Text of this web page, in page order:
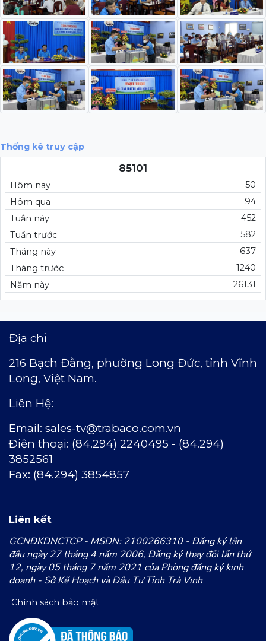
Thống kê truy cập
85101
Hôm nay
50
Hôm qua
94
Tuần này
452
Tuần trước
582
Tháng này
637
Tháng trước
1240
Năm này
26131
Địa chỉ
216 Bạch Đằng, phường Long Đức, tỉnh Vĩnh
Long, Việt Nam.
Liên Hệ:
Email: sales-tv@trabaco.com.vn
Ðiện thoại: (84.294) 2240495 - (84.294)
3852561
Fax: (84.294) 3854857
Liên kết
GCNĐKDNCTCP - MSDN: 2100266310 - Đăng ký lần
đầu ngày 27 tháng 4 năm 2006, Đăng ký thay đổi lần thứ
12, ngày 05 tháng 7 năm 2021 của Phòng đăng ký kinh
doanh - Sở Kế Hoạch và Đầu Tư Tỉnh Trà Vinh
Chính sách bảo mật